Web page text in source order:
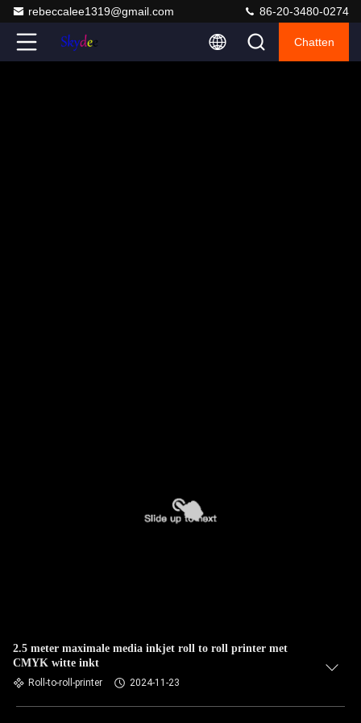
rebeccalee1319@gmail.com 86-20-3480-0274
Chatten
2.5 meter maximale media inkjet roll to roll printer met
CMYK witte inkt
Roll-to-roll-printer 2024-11-23